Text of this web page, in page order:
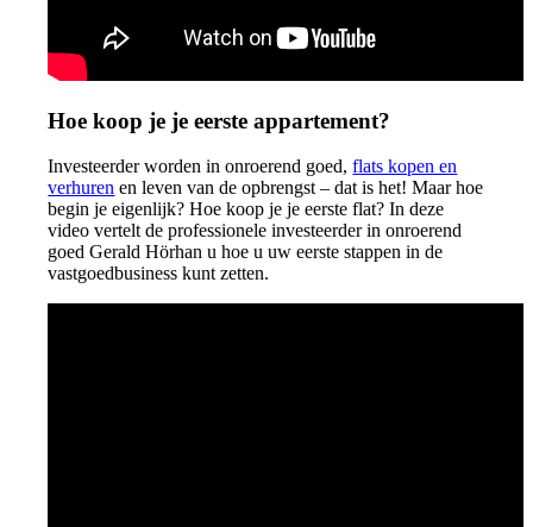
Hoe koop je je eerste appartement?
Investeerder worden in onroerend goed,flats kopen en
verhuren en leven van de opbrengst – dat is het! Maar hoe
begin je eigenlijk? Hoe koop je je eerste flat? In deze
video vertelt de professionele investeerder in onroerend
goed Gerald Hörhan u hoe u uw eerste stappen in de
vastgoedbusiness kunt zetten.